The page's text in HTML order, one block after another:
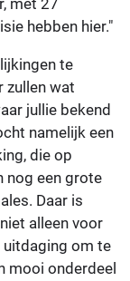
met 27
hebben hier."
te
zullen wat
jullie bekend
namelijk een
die op
nog een grote
Daar is
alleen voor
uitdaging om te
mooi onderdeel